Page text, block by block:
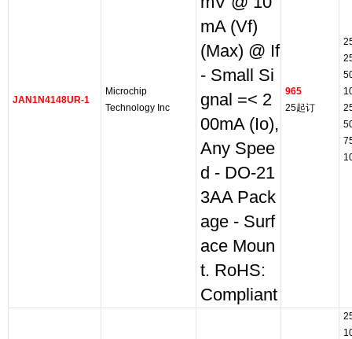
JAN1N4148UR-1
Microchip
Technology Inc
mA (Vf)
(Max) @ If
- Small Si
gnal =< 2
00mA (Io),
Any Spee
d - DO-21
3AA Pack
age - Surf
ace Moun
t. RoHS:
Compliant
965
25起订